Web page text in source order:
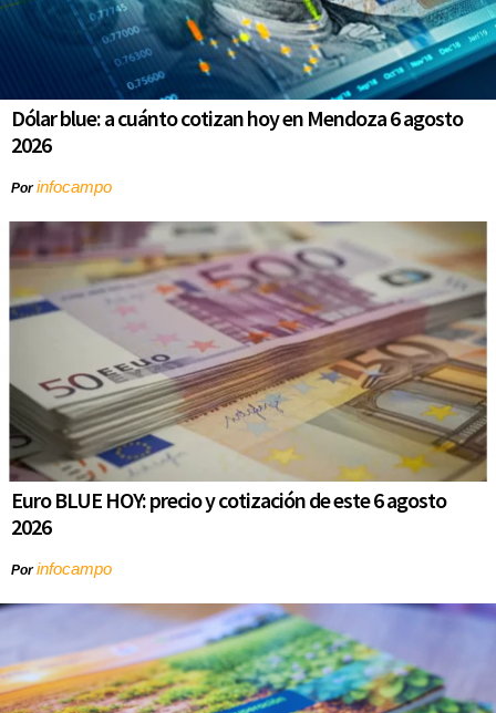
Dólar blue: a cuánto cotizan hoy en Mendoza 6 agosto
2026
Porinfocampo
Euro BLUE HOY: precio y cotización de este 6 agosto
2026
Porinfocampo